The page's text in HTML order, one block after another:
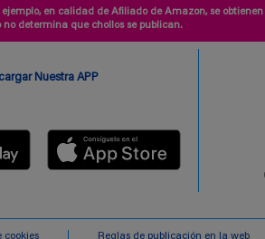
en calidad de Afiliado de Amazon, se
no determina que chollos se publican.
Nuestra APP
cookies Reglas de publicación en la web